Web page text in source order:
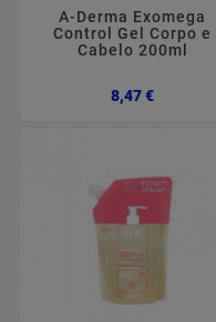
A-Derma Exomega
Control Gel Corpo e
Cabelo 200ml
8,47 €Preço